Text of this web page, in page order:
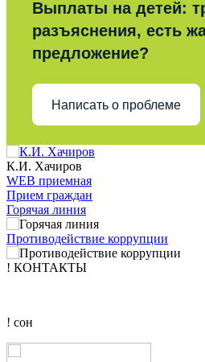
Выплаты на детей:
разъяснения, есть
предложение?
Написать о проблеме
К.И. Хачиров
WEB приемная
Прием граждан
Горячая линия
Противодействие коррупции
! КОНТАКТЫ
! сон